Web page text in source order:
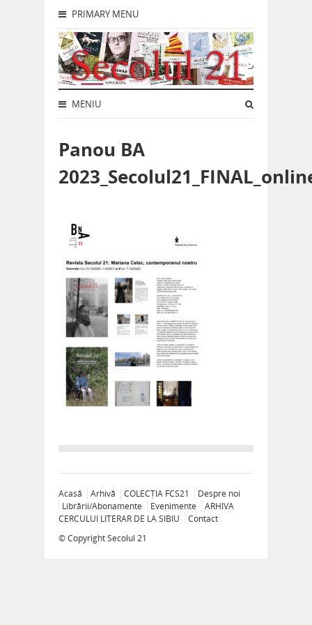
PRIMARY MENU
MENIU
Panou BA
Acasă Arhivă COLECȚIA FCS21
Despre noi
Librării/Abonamente
Evenimente
ARHIVA
CERCULUI LITERAR DE LA SIBIU
Contact
© CopyrightSecolul 21